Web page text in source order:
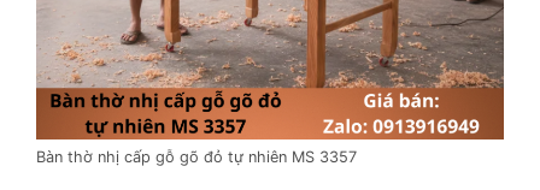
Bàn thờ nhị cấp gỗ gõ đỏ tự nhiên MS 3357